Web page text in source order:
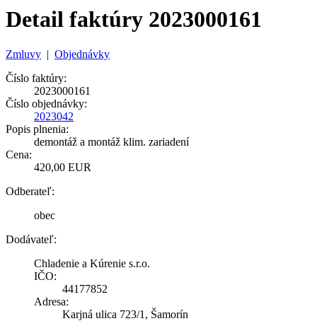
Detail faktúry 2023000161
Zmluvy | Objednávky
Číslo faktúry:
2023000161
Číslo objednávky:
2023042
Popis plnenia:
demontáž a montáž klim. zariadení
Cena:
420,00 EUR
Odberateľ:
obec
Dodávateľ:
Chladenie a Kúrenie s.r.o.
IČO:
44177852
Adresa:
Karjná ulica 723/1, Šamorín